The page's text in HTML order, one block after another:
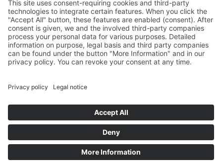
NTI AG LinMot & MagSpring, Bodenaeckerstrasse 2, CH-8957
Spreitenbach, Switzerland
53147, United States
Lieferbedingungen Impressum